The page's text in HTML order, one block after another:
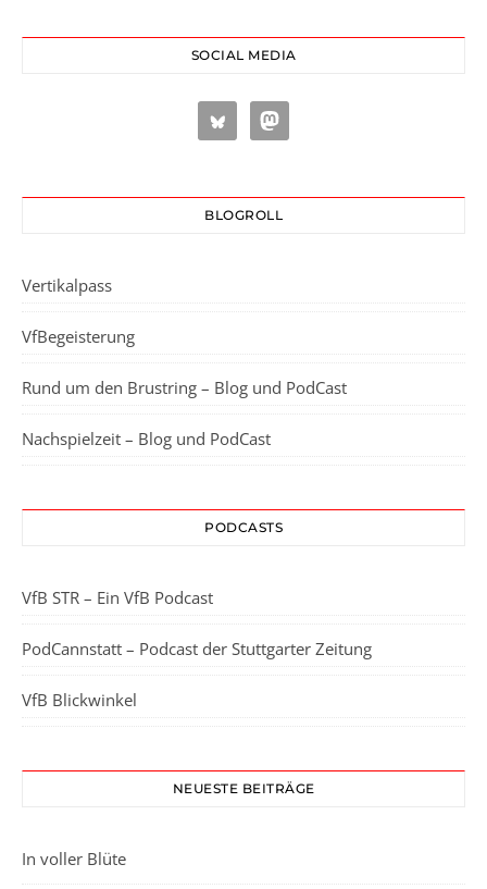
SOCIAL MEDIA
BLOGROLL
Vertikalpass
VfBegeisterung
Rund um den Brustring – Blog und PodCast
Nachspielzeit – Blog und PodCast
PODCASTS
VfB STR – Ein VfB Podcast
PodCannstatt – Podcast der Stuttgarter Zeitung
VfB Blickwinkel
NEUESTE BEITRÄGE
In voller Blüte